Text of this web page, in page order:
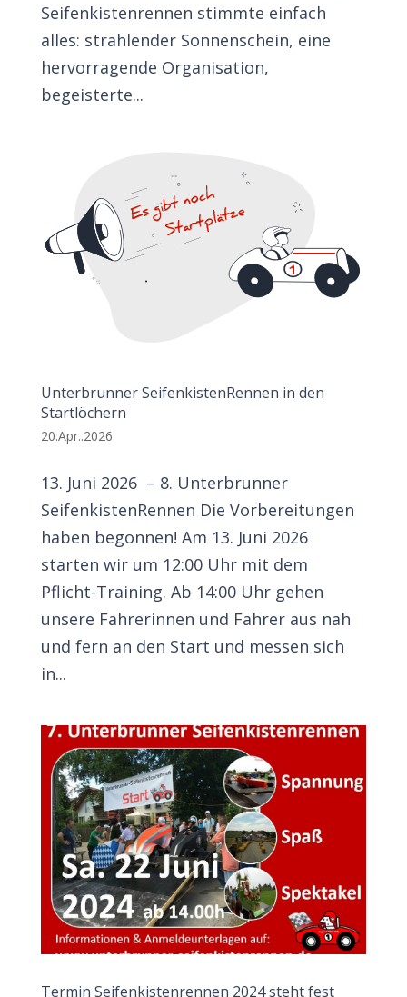
Seifenkistenrennen stimmte einfach
alles: strahlender Sonnenschein, eine
hervorragende Organisation,
begeisterte...
Unterbrunner SeifenkistenRennen in den
Startlöchern
20.Apr..2026
13. Juni 2026 – 8. Unterbrunner
SeifenkistenRennen Die Vorbereitungen
haben begonnen! Am 13. Juni 2026
starten wir um 12:00 Uhr mit dem
Pflicht-Training. Ab 14:00 Uhr gehen
unsere Fahrerinnen und Fahrer aus nah
und fern an den Start und messen sich
in...
Termin Seifenkistenrennen 2024 steht fest